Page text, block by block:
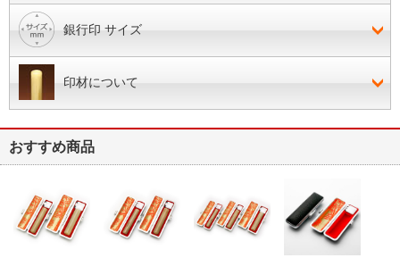
銀行印 サイズ
印材について
おすすめ商品